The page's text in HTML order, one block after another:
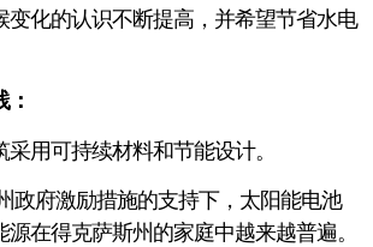
变化的认识不断提高，并希望节省水电
采用可持续材料和节能设计。
政府激励措施的支持下，太阳能电池
在得克萨斯州的家庭中越来越普遍。